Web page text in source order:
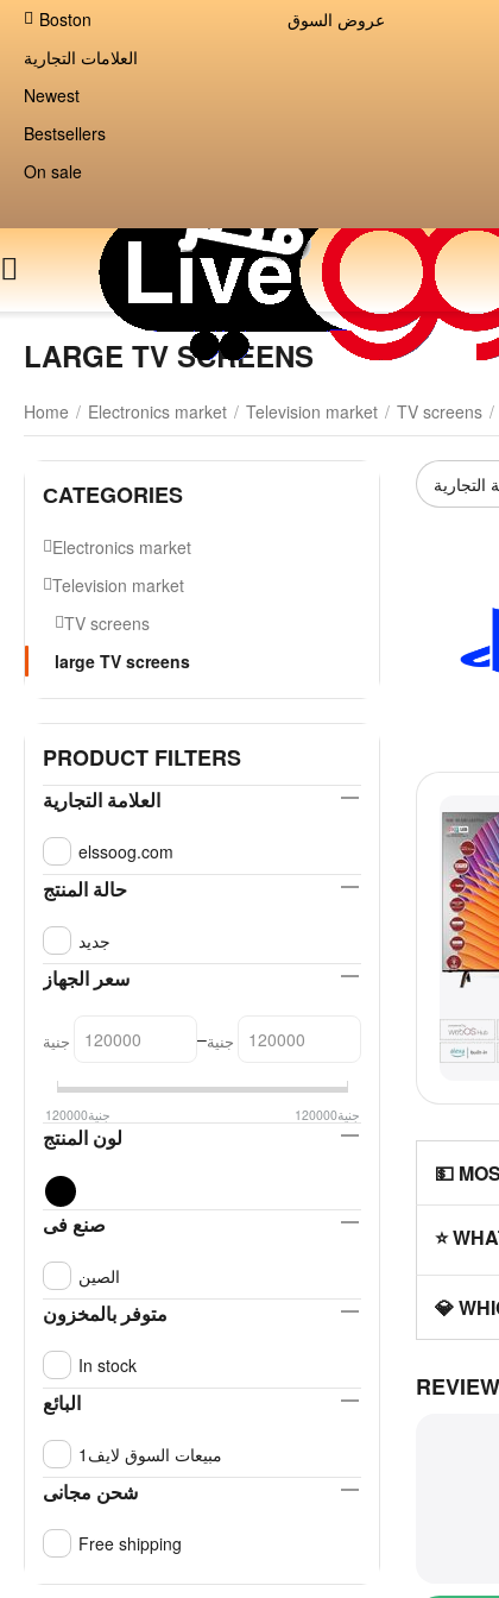
Boston
عروض السوق
العلامات التجارية
Newest
Bestsellers
On sale
LARGE TV SCREENS
Home / Electronics market / Television market / TV screens /
التجارية
💵
⭐
💎
СATEGORIES
Electronics market
Television market
TV screens
large TV screens
PRODUCT FILTERS
العلامة التجارية
elssoog.com
حالة المنتج
جديد
سعر الجهاز
جنية –جنية
جنية120000 جنية120000
لون المنتج
صنع فى
الصين
متوفر بالمخزون
In stock
البائع
مبيعات السوق لايف1
شحن مجانى
Free shipping